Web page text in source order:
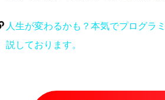
人生が変わるかも？本気でプログラ
説しております。